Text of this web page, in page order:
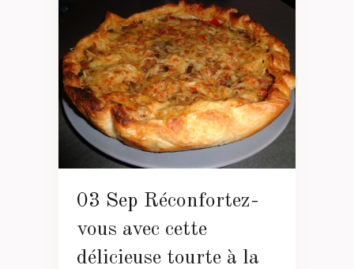
03 Sep Réconfortez-
vous avec cette
délicieuse tourte à la